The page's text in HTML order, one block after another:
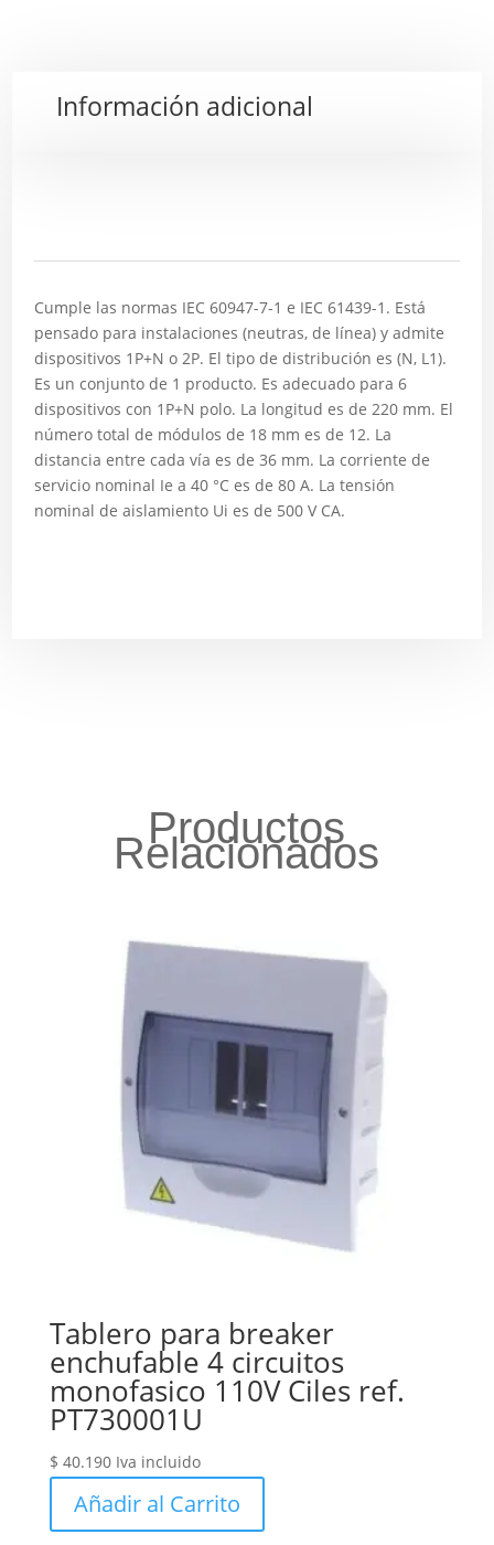
Información adicional
Cumple las normas IEC 60947-7-1 e IEC 61439-1. Está
pensado para instalaciones (neutras, de línea) y admite
dispositivos 1P+N o 2P. El tipo de distribución es (N, L1).
Es un conjunto de 1 producto. Es adecuado para 6
dispositivos con 1P+N polo. La longitud es de 220 mm. El
número total de módulos de 18 mm es de 12. La
distancia entre cada vía es de 36 mm. La corriente de
servicio nominal Ie a 40 °C es de 80 A. La tensión
nominal de aislamiento Ui es de 500 V CA.
Productos
Relacionados
Tablero para breaker
enchufable 4 circuitos
monofasico 110V Ciles ref.
PT730001U
$ 40.190 Iva incluido
Añadir al Carrito